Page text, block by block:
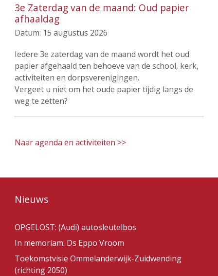
3e Zaterdag van de maand: Oud papier
afhaaldag
Datum: 15 augustus 2026
Iedere 3e zaterdag van de maand wordt het oud
papier afgehaald ten behoeve van de school, kerk,
activiteiten en dorpsverenigingen.
Vergeet u niet om het oude papier tijdig langs de
weg te zetten?
Naar agenda en activiteiten >>
Nieuws
OPGELOST: (Audi) autosleutelbos
In memoriam: Ds Eppo Vroom
Toekomstvisie Ommelanderwijk-Zuidwending
(richting 2050)